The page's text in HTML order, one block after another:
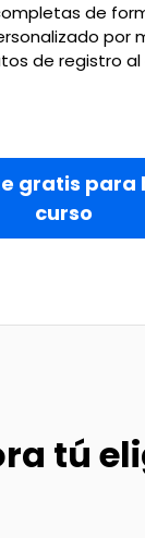
de
por
de registro al
gratis para
curso
tú